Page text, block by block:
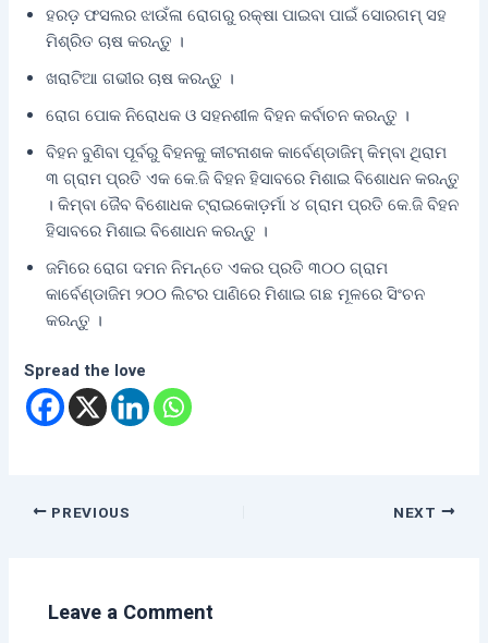
ହରଡ଼ ଫସଲର ଝାଉଁଳା ରୋଗରୁ ରକ୍ଷା ପାଇବା ପାଇଁ ସୋରଗମ୍‌ ସହ
ମିଶ୍ରିତ ଚାଷ କରନ୍ତୁ ।
ଖରାଟିଆ ଗଭୀର ଚାଷ କରନ୍ତୁ ।
ରୋଗ ପୋକ ନିରୋଧକ ଓ ସହନଶୀଳ ବିହନ କର୍ବାଚନ କରନ୍ତୁ ।
ବିହନ ବୁଣିବା ପୂର୍ବରୁ ବିହନକୁ କୀଟନାଶକ କାର୍ବେଣ୍ଡାଜିମ୍‌ କିମ୍ବା ଥିରାମ
୩ ଗ୍ରାମ ପ୍ରତି ଏକ କେ.ଜି ବିହନ ହିସାବରେ ମିଶାଇ ବିଶୋଧନ କରନ୍ତୁ
। କିମ୍ବା ଜୈବ ବିଶୋଧକ ଟ୍ରାଇକୋଡ଼ର୍ମା ୪ ଗ୍ରାମ ପ୍ରତି କେ.ଜି ବିହନ
ହିସାବରେ ମିଶାଇ ବିଶୋଧନ କରନ୍ତୁ ।
ଜମିରେ ରୋଗ ଦମନ ନିମନ୍ତେ ଏକର ପ୍ରତି ୩୦୦ ଗ୍ରାମ
କାର୍ବେଣ୍ଡାଜିମ ୨୦୦ ଲିଟର ପାଣିରେ ମିଶାଇ ଗଛ ମୂଳରେ ସିଂଚନ
କରନ୍ତୁ ।
Spread the love
PREVIOUS NEXT
Leave a Comment